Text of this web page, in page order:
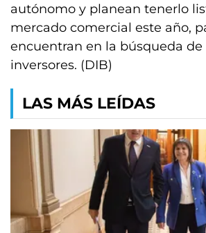
autónomo y planean tenerlo
mercado comercial este año,
encuentran en la búsqueda de
inversores. (DIB)
LAS MÁS LEÍDAS